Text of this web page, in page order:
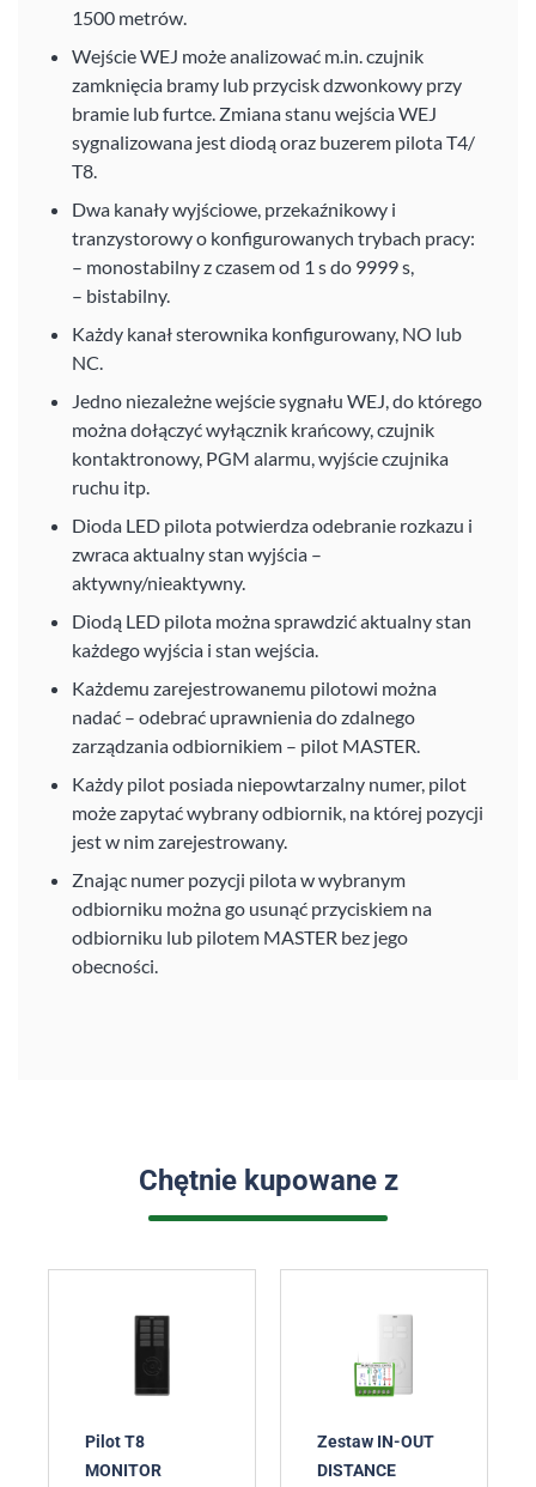
1500 metrów.
Wejście WEJ może analizować m.in. czujnik
zamknięcia bramy lub przycisk dzwonkowy przy
bramie lub furtce. Zmiana stanu wejścia WEJ
sygnalizowana jest diodą oraz buzerem pilota T4/
T8.
Dwa kanały wyjściowe, przekaźnikowy i
tranzystorowy o konfigurowanych trybach pracy:
– monostabilny z czasem od 1 s do 9999 s,
– bistabilny.
Każdy kanał sterownika konfigurowany, NO lub
NC.
Jedno niezależne wejście sygnału WEJ, do którego
można dołączyć wyłącznik krańcowy, czujnik
kontaktronowy, PGM alarmu, wyjście czujnika
ruchu itp.
Dioda LED pilota potwierdza odebranie rozkazu i
zwraca aktualny stan wyjścia –
aktywny/nieaktywny.
Diodą LED pilota można sprawdzić aktualny stan
każdego wyjścia i stan wejścia.
Każdemu zarejestrowanemu pilotowi można
nadać – odebrać uprawnienia do zdalnego
zarządzania odbiornikiem – pilot MASTER.
Każdy pilot posiada niepowtarzalny numer, pilot
może zapytać wybrany odbiornik, na której pozycji
jest w nim zarejestrowany.
Znając numer pozycji pilota w wybranym
odbiorniku można go usunąć przyciskiem na
odbiorniku lub pilotem MASTER bez jego
obecności.
Chętnie kupowane z
Pilot T8
MONITOR
Zestaw IN-OUT
DISTANCE